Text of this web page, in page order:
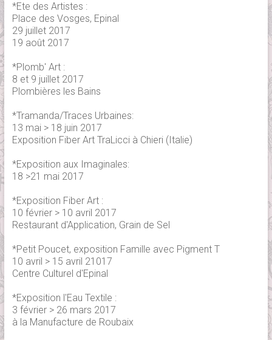
*Ete des Artistes :
Place des Vosges, Epinal
29 juillet 2017
19 août 2017
*Plomb' Art :
8 et 9 juillet 2017
Plombières les Bains
*Tramanda/Traces Urbaines:
13 mai > 18 juin 2017
Exposition Fiber Art TraLicci à Chieri (Italie)
*Exposition aux Imaginales:
18 >21 mai 2017
*Exposition Fiber Art :
10 février > 10 avril 2017
Restaurant d'Application, Grain de Sel
*Petit Poucet, exposition Famille avec Pigment T
10 avril > 15 avril 21017
Centre Culturel d'Epinal
*Exposition l'Eau Textile :
3 février > 26 mars 2017
à la Manufacture de Roubaix